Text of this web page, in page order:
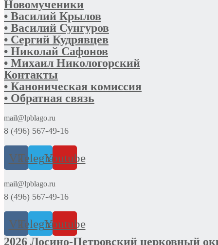
Новомученики
• Василий Крылов
• Василий Сунгуров
• Сергий Кудрявцев
• Николай Сафонов
• Михаил Никологорский
Контакты
• Каноническая комиссия
• Обратная связь
mail@lpblago.ru
8 (496) 567-49-16
VkTelegramYoutube
mail@lpblago.ru
8 (496) 567-49-16
VkTelegramYoutube
2026 Лосино-Петровский церковный